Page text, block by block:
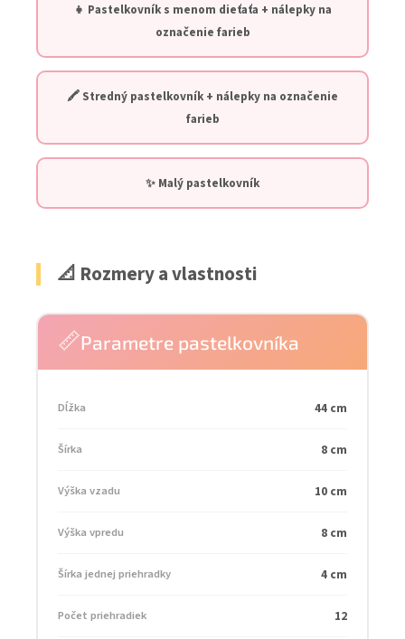
👧 Pastelkovník s menom dieťaťa + nálepky na
označenie farieb
🖍️ Stredný pastelkovník + nálepky na označenie
farieb
✨ Malý pastelkovník
📐 Rozmery a vlastnosti
📏Parametre pastelkovníka
Dĺžka 44 cm
Šírka 8 cm
Výška vzadu 10 cm
Výška vpredu 8 cm
Šírka jednej priehradky 4 cm
Počet priehradiek 12